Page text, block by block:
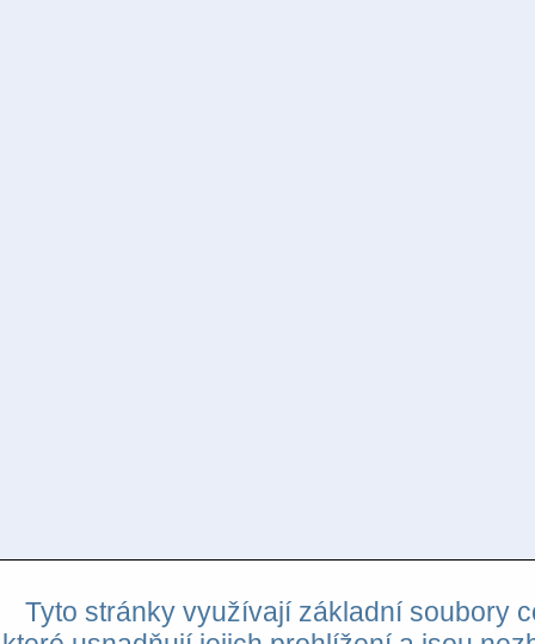
Tyto stránky využívají základní soubory